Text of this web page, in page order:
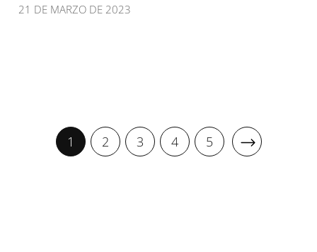
21 DE MARZO DE 2023
1 2 3 4 5